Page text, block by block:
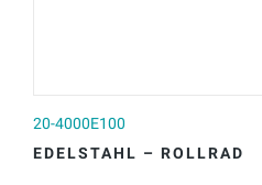
20-4000E100
EDELSTAHL – ROLLRAD